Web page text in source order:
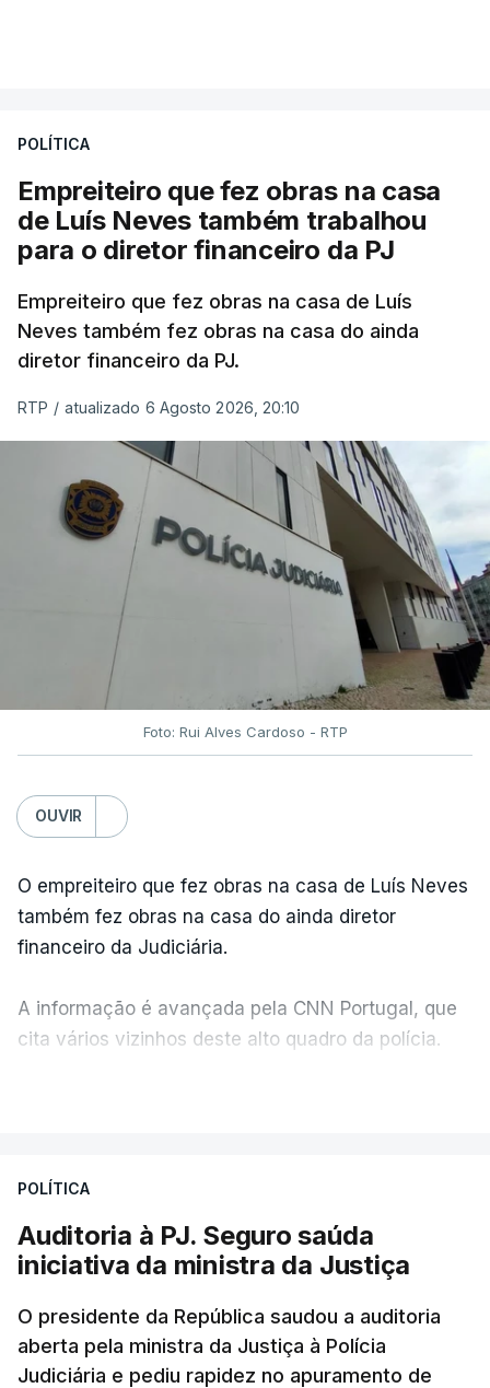
POLÍTICA
Empreiteiro que fez obras na casa
de Luís Neves também trabalhou
para o diretor financeiro da PJ
Empreiteiro que fez obras na casa de Luís
Neves também fez obras na casa do ainda
diretor financeiro da PJ.
RTP / atualizado 6 Agosto 2026, 20:10
Foto: Rui Alves Cardoso - RTP
OUVIR
O empreiteiro que fez obras na casa de Luís Neves
também fez obras na casa do ainda diretor
financeiro da Judiciária.
A informação é avançada pela CNN Portugal, que
cita vários vizinhos deste alto quadro da polícia.
apreendido numa operação de droga.
POLÍTICA
Auditoria à PJ. Seguro saúda
iniciativa da ministra da Justiça
O presidente da República saudou a auditoria
aberta pela ministra da Justiça à Polícia
Judiciária e pediu rapidez no apuramento de